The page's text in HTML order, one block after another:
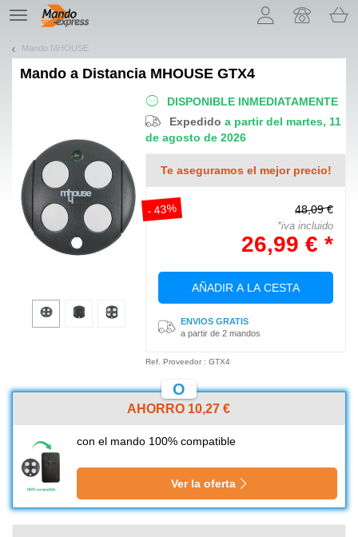
TE
navigation
Mando MHOUSE
Mando a Distancia MHOUSE GTX4
DISPONIBLE INMEDIATAMENTE
Expedidoa partir del martes, 11
de agosto de 2026
Te aseguramos el mejor precio!
- 43% 48,09 €
*iva incluido
26,99 € *
AÑADIR A LA CESTA
ENVIOS GRATIS
a partir de 2 mandos
Ref. Proveedor : GTX4
O
AHORRO 10,27 €
con el mando 100% compatible
Ver la oferta
¡Permítenos presentarte nuestras cookies!